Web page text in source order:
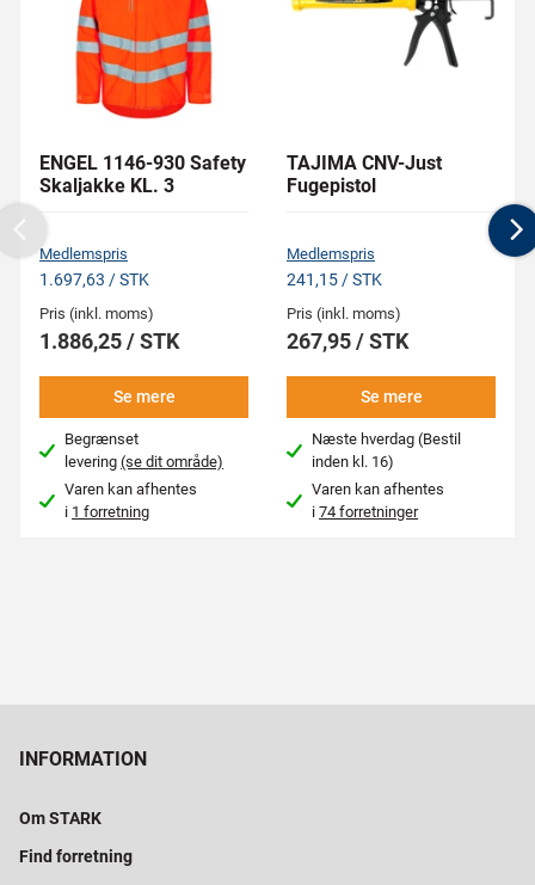
ENGEL 1146-930 Safety
Skaljakke KL. 3
Medlemspris
1.697,63 / STK
Pris (inkl. moms)
1.886,25 / STK
Se mere
Begrænset
levering(se dit område)
Varen kan afhentes
i 1 forretning
TAJIMA CNV-Just
Fugepistol
Medlemspris
241,15 / STK
Pris (inkl. moms)
267,95 / STK
Se mere
Næste hverdag (Bestil
inden kl. 16)
Varen kan afhentes
i74 forretninger
Previous
INFORMATION
Om STARK
Find forretning